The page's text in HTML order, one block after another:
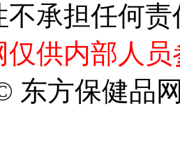
不承担任何
仅供内部人
东方保健品